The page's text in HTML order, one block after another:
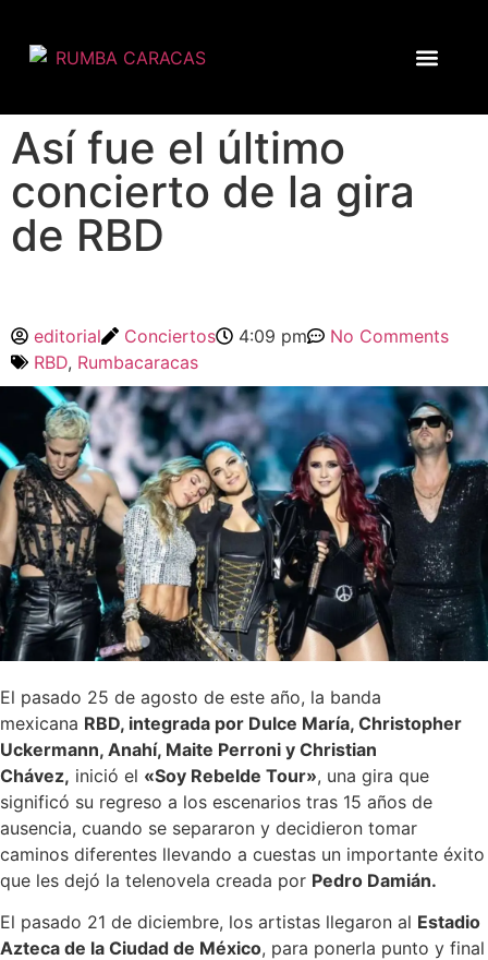
Así fue el último
concierto de la gira
de RBD
editorial Conciertos 4:09 pm
No Comments
RBD, Rumbacaracas
El pasado 25 de agosto de este año, la banda
mexicana RBD, integrada por Dulce María, Christopher
Uckermann, Anahí, Maite Perroni y Christian
Chávez, inició el «Soy Rebelde Tour», una gira que
significó su regreso a los escenarios tras 15 años de
ausencia, cuando se separaron y decidieron tomar
caminos diferentes llevando a cuestas un importante éxito
que les dejó la telenovela creada por Pedro Damián.
El pasado 21 de diciembre, los artistas llegaron al Estadio
Azteca de la Ciudad de México, para ponerla punto y final